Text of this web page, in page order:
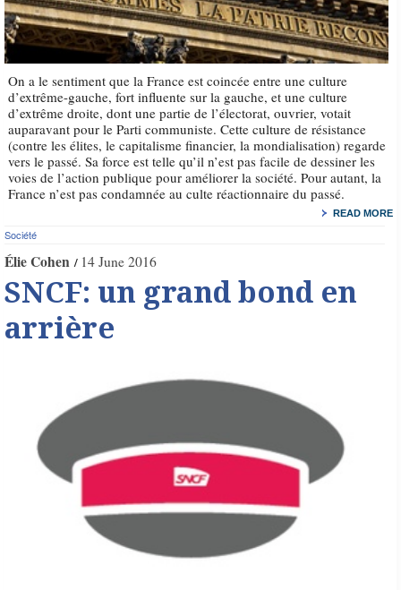
On a le sentiment que la France est coincée entre une culture
d’extrême-gauche, fort influente sur la gauche, et une culture
d’extrême droite, dont une partie de l’électorat, ouvrier, votait
auparavant pour le Parti communiste. Cette culture de résistance
(contre les élites, le capitalisme financier, la mondialisation) regarde
vers le passé. Sa force est telle qu’il n’est pas facile de dessiner les
voies de l’action publique pour améliorer la société. Pour autant, la
France n’est pas condamnée au culte réactionnaire du passé.
READ MORE
Société
Élie Cohen 14 June 2016
SNCF: un grand bond en
arrière